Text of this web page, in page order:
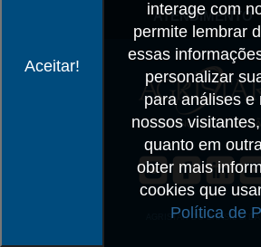
Aceitar!
interage com
permite lembrar
essas
personalizar
para análises e
nossos
quanto em
obter mais
cookies que
Política de
ATENDIMENTO
CADASTRO
TRABALHE CONOSCO
AGRISTAR DO BRASIL LTDA